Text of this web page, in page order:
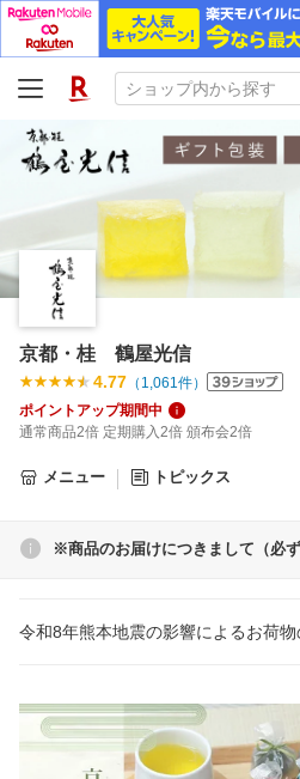
京都・桂 鶴屋光信
4.77 （ 1,061件）
ポイントアップ期間中
通常商品2倍 定期購入2倍 頒布会2倍
メニュー トピックス
※商品のお届けにつきまして（必ず
令和8年熊本地震の影響によるお荷